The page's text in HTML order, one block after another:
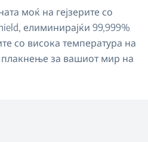
моќ на гејзерите со
елиминирајќи 99,999%
со висока температура на
за вашиот мир на